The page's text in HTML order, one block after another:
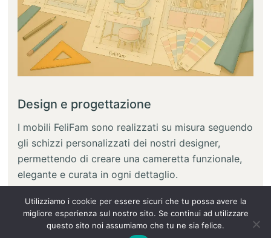
Design e progettazione
I mobili FeliFam sono realizzati su misura seguendo
gli schizzi personalizzati dei nostri designer,
permettendo di creare una cameretta funzionale,
elegante e curata in ogni dettaglio.
Utilizziamo i cookie per essere sicuri che tu possa avere la
migliore esperienza sul nostro sito. Se continui ad utilizzare
questo sito noi assumiamo che tu ne sia felice.